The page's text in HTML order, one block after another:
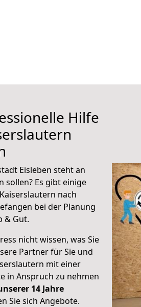
Hilfe
Eisleben steht an
sollen? Es gibt einige
nach
bei der Planung
& Gut.
nicht wissen, was Sie
Partner für Sie und
mit einer
in Anspruch zu nehmen
14 Jahre
Sie sich Angebote.